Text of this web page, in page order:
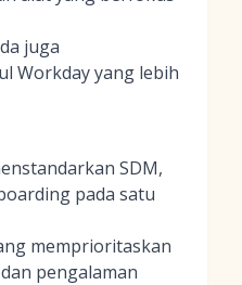
juga
Workday yang lebih
SDM,
pada satu
memprioritaskan
pengalaman